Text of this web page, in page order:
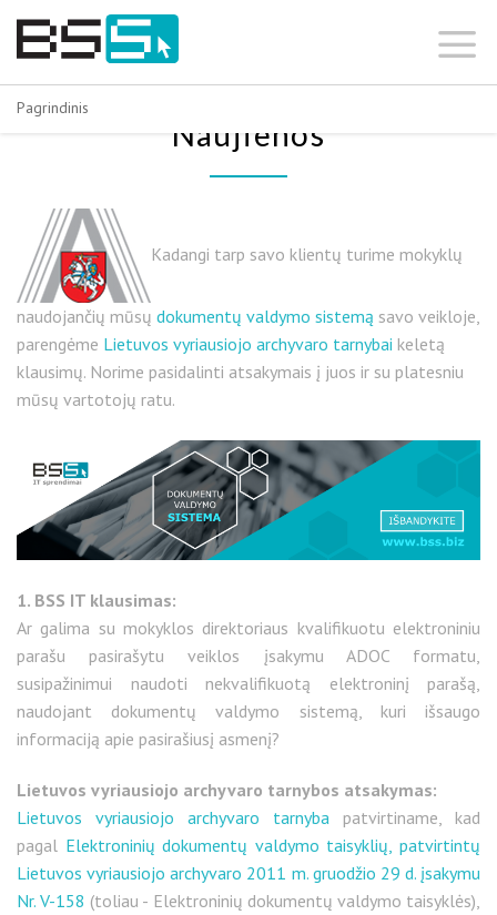
Skip
Pagrindinis
Naujienos
Kadangi tarp savo klientų turime mokyklų
naudojančių mūsų dokumentų valdymo sistemą savo veikloje,
parengėme Lietuvos vyriausiojo archyvaro tarnybai keletą
klausimų. Norime pasidalinti atsakymais į juos ir su platesniu
mūsų vartotojų ratu.
1. BSS IT klausimas:
Ar galima su mokyklos direktoriaus kvalifikuotu elektroniniu
parašu pasirašytu veiklos įsakymu ADOC formatu,
susipažinimui naudoti nekvalifikuotą elektroninį parašą,
naudojant dokumentų valdymo sistemą, kuri išsaugo
informaciją apie pasirašiusį asmenį?
Lietuvos vyriausiojo archyvaro tarnybos atsakymas:
Lietuvos vyriausiojo archyvaro tarnyba patvirtiname, kad
pagal Elektroninių dokumentų valdymo taisyklių, patvirtintų
Lietuvos vyriausiojo archyvaro 2011 m. gruodžio 29 d. įsakymu
Nr. V-158 (toliau - Elektroninių dokumentų valdymo taisyklės),